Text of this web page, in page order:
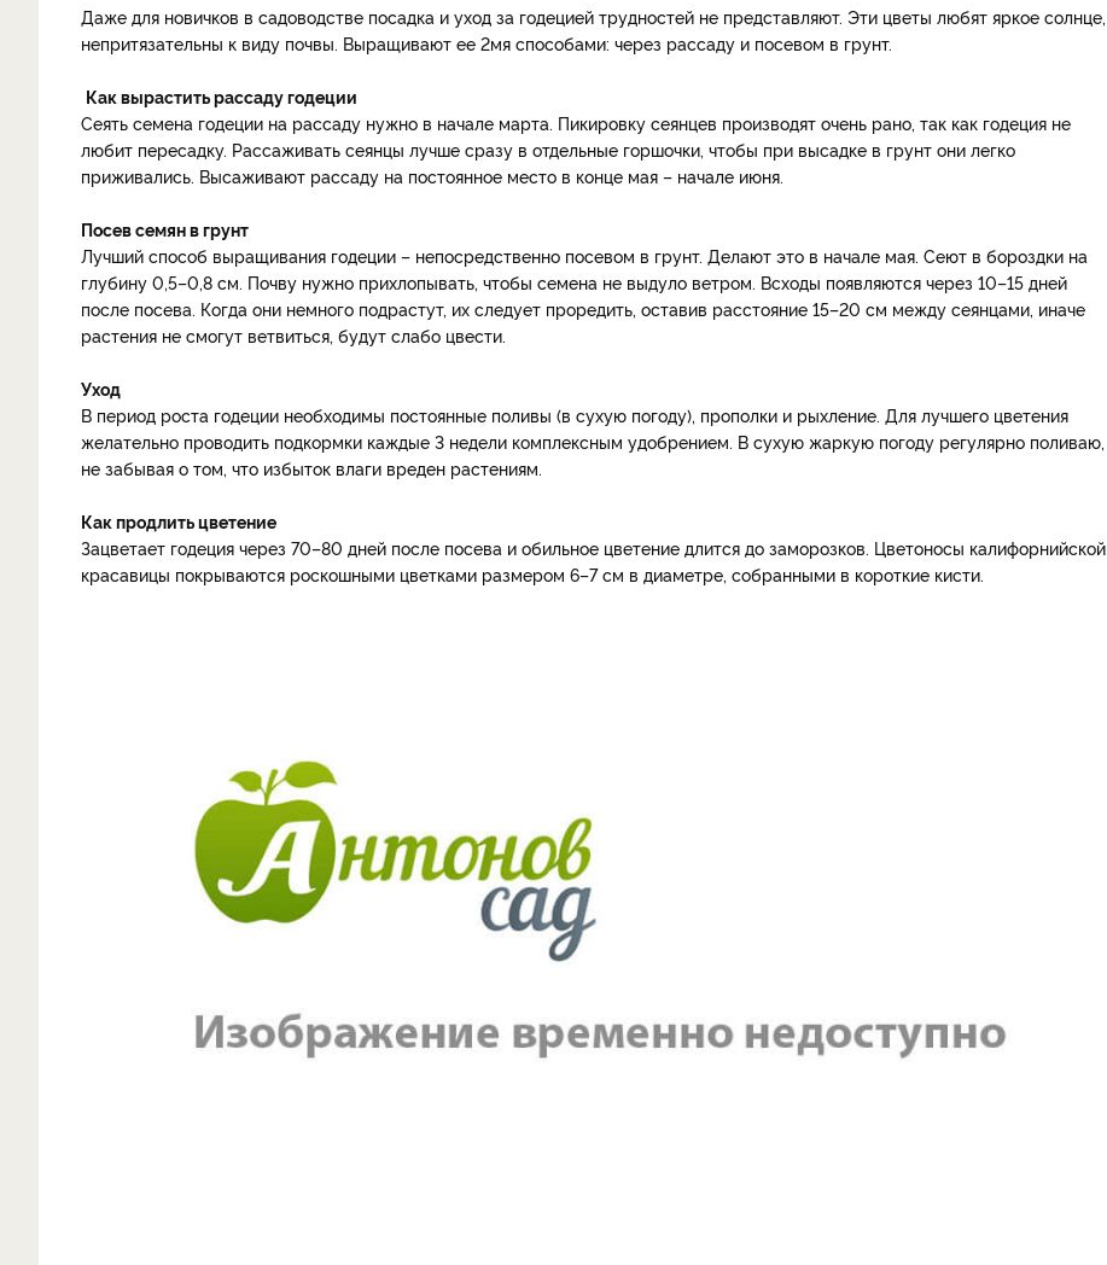
Даже для новичков в садоводстве посадка и уход за годецией трудностей не представляют. Эти цветы любят яркое солнце,
непритязательны к виду почвы. Выращивают ее 2­мя способами: через рассаду и посевом в грунт.
Как вырастить рассаду годеции
Сеять семена годеции на рассаду нужно в начале марта. Пикировку сеянцев производят очень рано, так как годеция не
любит пересадку. Рассаживать сеянцы лучше сразу в отдельные горшочки, чтобы при высадке в грунт они легко
приживались. Высаживают рассаду на постоянное место в конце мая – начале июня.
Посев семян в грунт
Лучший способ выращивания годеции – непосредственно посевом в грунт. Делают это в начале мая. Сеют в бороздки на
глубину 0,5–0,8 см. Почву нужно прихлопывать, чтобы семена не выдуло ветром. Всходы появляются через 10–15 дней
после посева. Когда они немного подрастут, их следует проредить, оставив расстояние 15–20 см между сеянцами, иначе
растения не смогут ветвиться, будут слабо цвести.
Уход
В период роста годеции необходимы постоянные поливы (в сухую погоду), прополки и рыхление. Для лучшего цветения
желательно проводить подкормки каждые 3 недели комп­лексным удобрением. В сухую жаркую погоду регулярно поливаю,
не забывая о том, что избыток влаги вреден растениям.
Как продлить цветение
Зацветает годеция через 70–80 дней после посева и обильное цветение длится до заморозков. Цветоносы калифорнийской
красавицы покрываются роскошными цветками размером 6–7 см в диаметре, собранными в короткие кисти.